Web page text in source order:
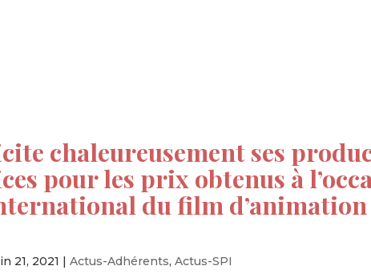
chaleureusement ses
pour les prix obtenus à
du film d’animation
21, 2021 |Actus-Adhérents,Actus-SPI